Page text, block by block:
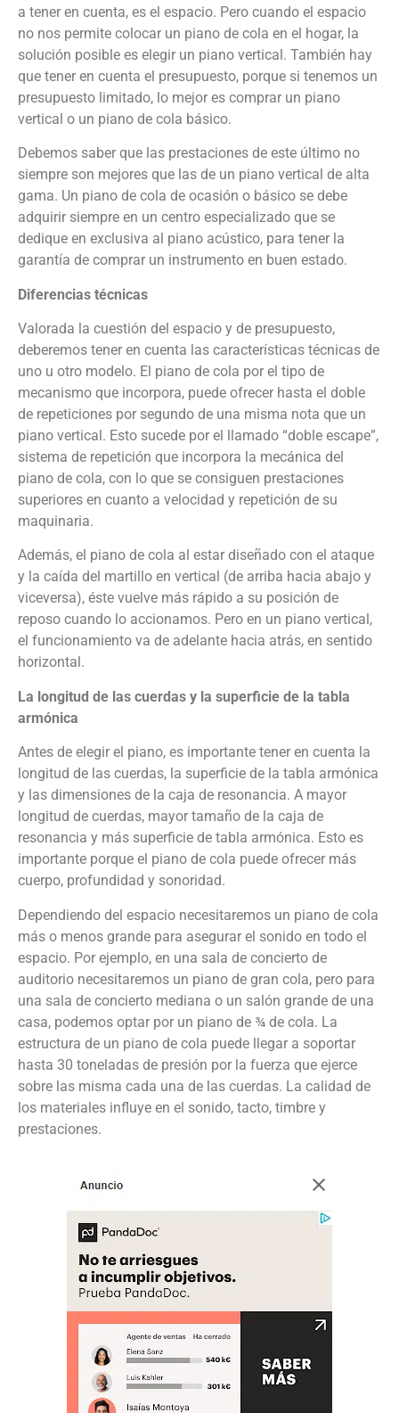
a tener en cuenta, es el espacio. Pero cuando el espacio
no nos permite colocar un piano de cola en el hogar, la
solución posible es elegir un piano vertical. También hay
que tener en cuenta el presupuesto, porque si tenemos un
presupuesto limitado, lo mejor es comprar un piano
vertical o un piano de cola básico.
Debemos saber que las prestaciones de este último no
siempre son mejores que las de un piano vertical de alta
gama. Un piano de cola de ocasión o básico se debe
adquirir siempre en un centro especializado que se
dedique en exclusiva al piano acústico, para tener la
garantía de comprar un instrumento en buen estado.
Diferencias técnicas
Valorada la cuestión del espacio y de presupuesto,
deberemos tener en cuenta las características técnicas de
uno u otro modelo. El piano de cola por el tipo de
mecanismo que incorpora, puede ofrecer hasta el doble
de repeticiones por segundo de una misma nota que un
piano vertical. Esto sucede por el llamado “doble escape”,
sistema de repetición que incorpora la mecánica del
piano de cola, con lo que se consiguen prestaciones
superiores en cuanto a velocidad y repetición de su
maquinaria.
Además, el piano de cola al estar diseñado con el ataque
y la caída del martillo en vertical (de arriba hacia abajo y
viceversa), éste vuelve más rápido a su posición de
reposo cuando lo accionamos. Pero en un piano vertical,
el funcionamiento va de adelante hacia atrás, en sentido
horizontal.
La longitud de las cuerdas y la superficie de la tabla
armónica
Antes de elegir el piano, es importante tener en cuenta la
longitud de las cuerdas, la superficie de la tabla armónica
y las dimensiones de la caja de resonancia. A mayor
longitud de cuerdas, mayor tamaño de la caja de
resonancia y más superficie de tabla armónica. Esto es
importante porque el piano de cola puede ofrecer más
cuerpo, profundidad y sonoridad.
Dependiendo del espacio necesitaremos un piano de cola
más o menos grande para asegurar el sonido en todo el
espacio. Por ejemplo, en una sala de concierto de
auditorio necesitaremos un piano de gran cola, pero para
una sala de concierto mediana o un salón grande de una
casa, podemos optar por un piano de ¾ de cola. La
estructura de un piano de cola puede llegar a soportar
hasta 30 toneladas de presión por la fuerza que ejerce
sobre las misma cada una de las cuerdas. La calidad de
los materiales influye en el sonido, tacto, timbre y
prestaciones.